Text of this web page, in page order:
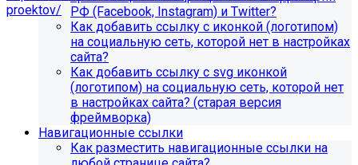
proektov/
Это выгодно, потому что вы получаете команду
экспертов вместо одного сотрудника: мы берём на себя
регулярные обновления и контроль работоспособности,
быстрее реагируем на сбои, снижаем риски простоев и
уязвимостей, а вам не нужно тратить время и бюджет на
поиск, обучение и удержание специалистов.
РФ (Facebook, Instagram) и Twitter?
Как добавить ссылку с иконкой (логотипом)
на социальную сеть, которой нет в настройках
сайта?
Как добавить ссылку с svg иконкой
(логотипом) на социальную сеть, которой нет
в настройках сайта? (старая версия
фреймворка)
Навигационные ссылки
Как разместить навигационные ссылки на